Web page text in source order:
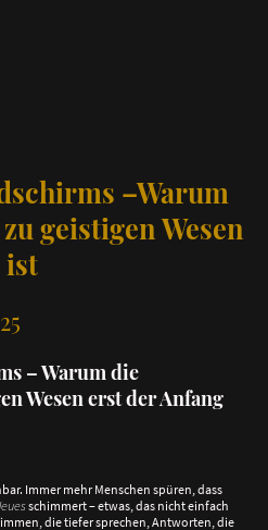
–Warum
geistigen Wesen
ist
– Warum die
Wesen erst der Anfang
Immer mehr Menschen spüren, dass
schimmert – etwas, das nicht einfach
die tiefer sprechen, Antworten, die